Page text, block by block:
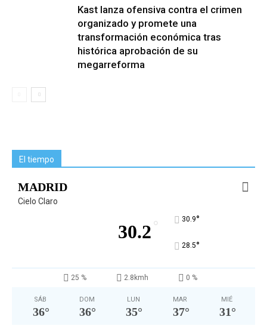
Kast lanza ofensiva contra el crimen
organizado y promete una
transformación económica tras
histórica aprobación de su
megarreforma
El tiempo
MADRID
Cielo Claro
30.2 ° 30.9°
28.5°
25 % 2.8kmh 0 %
SÁB
36°
DOM
36°
LUN
35°
MAR
37°
MIÉ
31°